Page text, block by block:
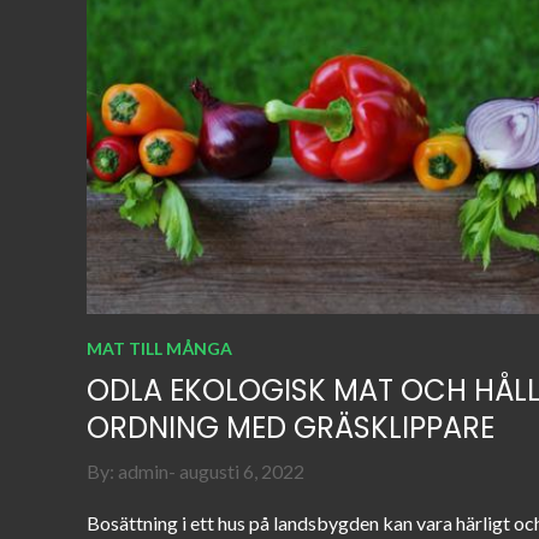
MAT TILL MÅNGA
ODLA EKOLOGISK MAT OCH HÅLL
ORDNING MED GRÄSKLIPPARE
By: admin Posted
augusti 6, 2022
Bosättning i ett hus på landsbygden kan vara härligt